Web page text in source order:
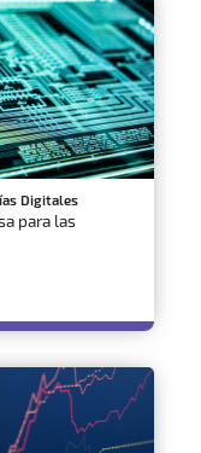
Digitales
para las